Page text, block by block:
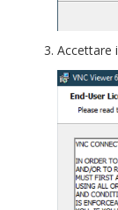
Accettare